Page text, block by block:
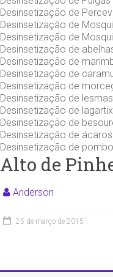
Desinsetização de
Desinsetização de
Desinsetização de
Desinsetização de
Desinsetização de
Desinsetização de
Desinsetização de
Desinsetização de
Desinsetização de
Desinsetização de
Desinsetização de
Desinsetização de
Alto de
Anderson
25 de março de 2015